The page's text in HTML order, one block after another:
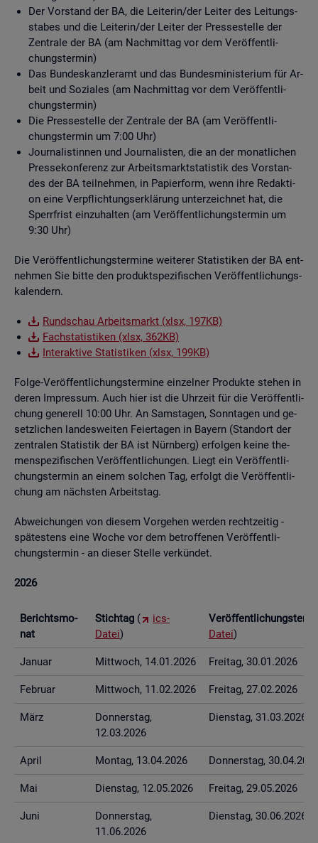
Der Vor­stand der BA, die Lei­te­rin/der Lei­ter des Lei­tungs­
sta­bes und die Lei­te­rin/der Lei­ter der Pres­se­stel­le der
Zen­tra­le der BA (am Nach­mit­tag vor dem Ver­öf­fent­li­
chungs­ter­min)
Das Bun­des­kanz­ler­amt und das Bun­des­mi­nis­te­ri­um für Ar­
beit und So­zia­les (am Nach­mit­tag vor dem Ver­öf­fent­li­
chungs­ter­min)
Die Pres­se­stel­le der Zen­tra­le der BA (am Ver­öf­fent­li­
chungs­ter­min um 7:00 Uhr)
Jour­na­lis­tin­nen und Jour­na­lis­ten, die an der mo­nat­li­chen
Pres­se­kon­fe­renz zur Ar­beits­markt­sta­tis­tik des Vor­stan­
des der BA teil­neh­men, in Pa­pier­form, wenn ihre Re­dak­ti­
on eine Ver­pflich­tungs­er­klä­rung un­ter­zeich­net hat, die
Sperr­frist ein­zu­hal­ten (am Ver­öf­fent­li­chungs­ter­min um
9:30 Uhr)
Die Ver­öf­fent­li­chungs­ter­mi­ne wei­te­rer Sta­tis­ti­ken der BA ent­
neh­men Sie bitte den pro­dukt­spe­zi­fi­schen Ver­öf­fent­li­chungs­
ka­len­dern.
Rund­schau Ar­beits­markt (xlsx, 197KB)
Fach­sta­tis­ti­ken (xlsx, 362KB)
In­ter­ak­ti­ve Sta­tis­ti­ken (xlsx, 199KB)
Folge-Ver­öf­fent­li­chungs­ter­mi­ne ein­zel­ner Pro­duk­te ste­hen in
deren Im­pres­sum. Auch hier ist die Uhr­zeit für die Ver­öf­fent­li­
chung ge­ne­rell 10:00 Uhr. An Sams­ta­gen, Sonn­ta­gen und ge­
setz­li­chen lan­des­wei­ten Fei­er­ta­gen in Bay­ern (Stand­ort der
zen­tra­len Sta­tis­tik der BA ist Nürn­berg) er­fol­gen keine the­
men­spe­zi­fi­schen Ver­öf­fent­li­chun­gen. Liegt ein Ver­öf­fent­li­
chungs­ter­min an einem sol­chen Tag, er­folgt die Ver­öf­fent­li­
chung am nächs­ten Ar­beits­tag.
Ab­wei­chun­gen von die­sem Vor­ge­hen wer­den recht­zei­tig -
spä­tes­tens eine Woche vor dem be­trof­fe­nen Ver­öf­fent­li­
chungs­ter­min - an die­ser Stel­le ver­kün­det.
2026
Be­richts­mo­
nat
Stich­tag (
ics-
Datei)
Datei)
Ja­nu­ar Mitt­woch, 14.01.2026 Frei­tag, 30.01.2026
Fe­bru­ar Mitt­woch, 11.02.2026 Frei­tag, 27.02.2026
März
Don­ners­tag,
12.03.2026
Diens­tag, 31.03.2026
April Mon­tag, 13.04.2026 Don­ners­tag,
Mai Diens­tag, 12.05.2026 Frei­tag, 29.05.2026
Juni
Don­ners­tag,
11.06.2026
Diens­tag, 30.06.2026